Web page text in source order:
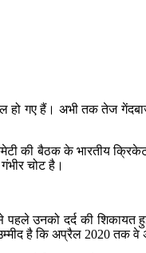
हो गए हैं। अभी तक तेज
की बैठक के भारतीय
चोट है।
उनको दर्द की शिकायत
है कि अप्रैल 2020 तक वे